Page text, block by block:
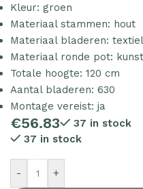
Kleur: groen
Materiaal stammen: hout
Materiaal bladeren:
Materiaal ronde pot:
Totale hoogte: 120 cm
Aantal bladeren: 630
Montage vereist: ja
€56.83
37 in stock
37 in stock
- +